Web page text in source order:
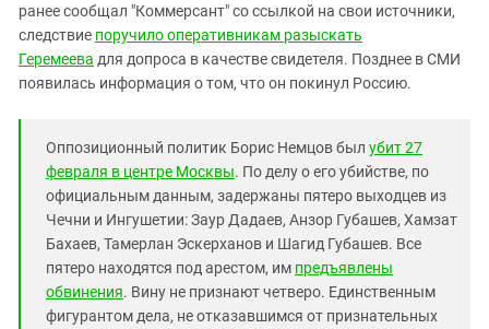
ранее сообщал "Коммерсант" со ссылкой на свои источники,
следствие поручило оперативникам разыскать
Геремеева для допроса в качестве свидетеля. Позднее в СМИ
появилась информация о том, что он покинул Россию.
Оппозиционный политик Борис Немцов был убит 27
февраля в центре Москвы. По делу о его убийстве, по
официальным данным, задержаны пятеро выходцев из
Чечни и Ингушетии: Заур Дадаев, Анзор Губашев, Хамзат
Бахаев, Тамерлан Эскерханов и Шагид Губашев. Все
пятеро находятся под арестом, им предъявлены
обвинения. Вину не признают четверо. Единственным
фигурантом дела, не отказавшимся от признательных